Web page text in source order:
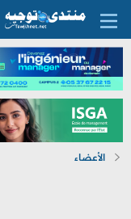
الأعضاء